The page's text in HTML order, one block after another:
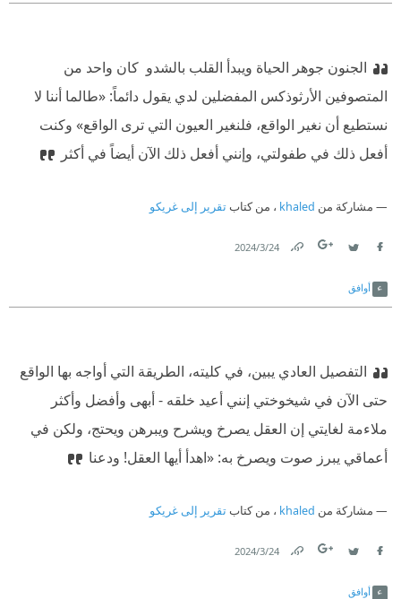
الجنون جوهر الحياة ويبدأ القلب بالشدو ‫ كان واحد من
المتصوفين الأرثوذكس المفضلين لدي يقول دائماً: «طالما أننا لا
نستطيع أن نغير الواقع، فلنغير العيون التي ترى الواقع» وكنت
أفعل ذلك في طفولتي، وإنني أفعل ذلك الآن أيضاً في أكثر
مشاركة من khaled ، من كتابتقرير إلى غريكو
24‏/3‏/2024
أوافق
التفصيل العادي يبين، في كليته، الطريقة التي أواجه بها الواقع
حتى الآن في شيخوختي إنني أعيد خلقه - أبهى وأفضل وأكثر
ملاءمة لغايتي إن العقل يصرخ ويشرح ويبرهن ويحتج، ولكن في
أعماقي يبرز صوت ويصرخ به: «اهدأ أيها العقل! ودعنا
مشاركة من khaled ، من كتابتقرير إلى غريكو
24‏/3‏/2024
أوافق